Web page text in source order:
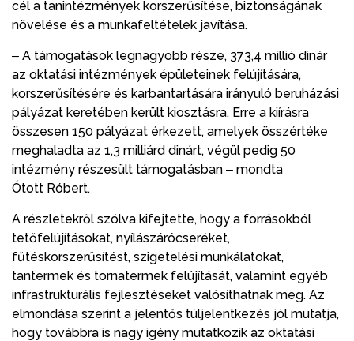
cél a tanintézmények korszerűsítése, biztonságának
növelése és a munkafeltételek javítása.
‒ A támogatások legnagyobb része, 373,4 millió dinár
az oktatási intézmények épületeinek felújítására,
korszerűsítésére és karbantartására irányuló beruházási
pályázat keretében került kiosztásra. Erre a kiírásra
összesen 150 pályázat érkezett, amelyek összértéke
meghaladta az 1,3 milliárd dinárt, végül pedig 50
intézmény részesült támogatásban ‒ mondta
Ótott Róbert.
A részletekről szólva kifejtette, hogy a forrásokból
tetőfelújításokat, nyílászárócseréket,
fűtéskorszerűsítést, szigetelési munkálatokat,
tantermek és tornatermek felújítását, valamint egyéb
infrastrukturális fejlesztéseket valósíthatnak meg. Az
elmondása szerint a jelentős túljelentkezés jól mutatja,
hogy továbbra is nagy igény mutatkozik az oktatási